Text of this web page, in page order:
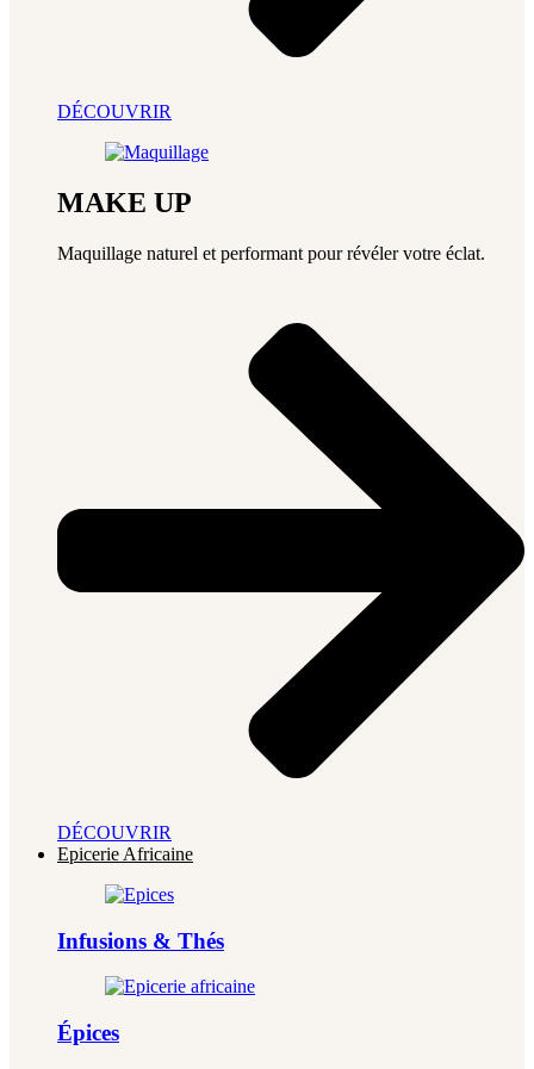
DÉCOUVRIR
MAKE UP
Maquillage naturel et performant pour révéler votre éclat.
DÉCOUVRIR
Epicerie Africaine
Infusions & Thés
Épices